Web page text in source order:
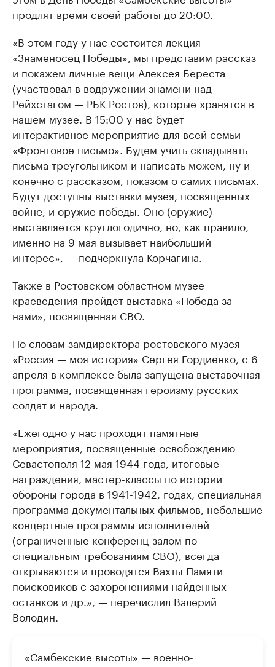
продлят время своей работы до 20:00.
«В этом году у нас состоится лекция
«Знаменосец Победы», мы представим рассказ
и покажем личные вещи Алексея Береста
(участвовал в водружении знамени над
Рейхстагом — РБК Ростов), которые хранятся в
нашем музее. В 15:00 у нас будет
интерактивное мероприятие для всей семьи
«Фронтовое письмо». Будем учить складывать
письма треугольником и написать можем, ну и
конечно с рассказом, показом о самих письмах.
Будут доступны выставки музея, посвященных
войне, и оружие победы. Оно (оружие)
выставляется круглогодично, но, как правило,
именно на 9 мая вызывает наибольший
интерес», — подчеркнула Корчагина.
Также в Ростовском областном музее
краеведения пройдет выставка «Победа за
нами», посвященная СВО.
По словам замдиректора ростовского музея
«Россия — моя история» Сергея Гордиенко, с 6
апреля в комплексе была запущена выставочная
программа, посвященная героизму русских
солдат и народа.
«Ежегодно у нас проходят памятные
мероприятия, посвященные освобождению
Севастополя 12 мая 1944 года, итоговые
награждения, мастер-классы по истории
обороны города в 1941-1942, годах, специальная
программа документальных фильмов, небольшие
концертные программы исполнителей
(ограниченные конференц-залом по
специальным требованиям СВО), всегда
открываются и проводятся Вахты Памяти
поисковиков с захоронениями найденных
останков и др.», — перечислил Валерий
Володин.
«Самбекские высоты» — военно-